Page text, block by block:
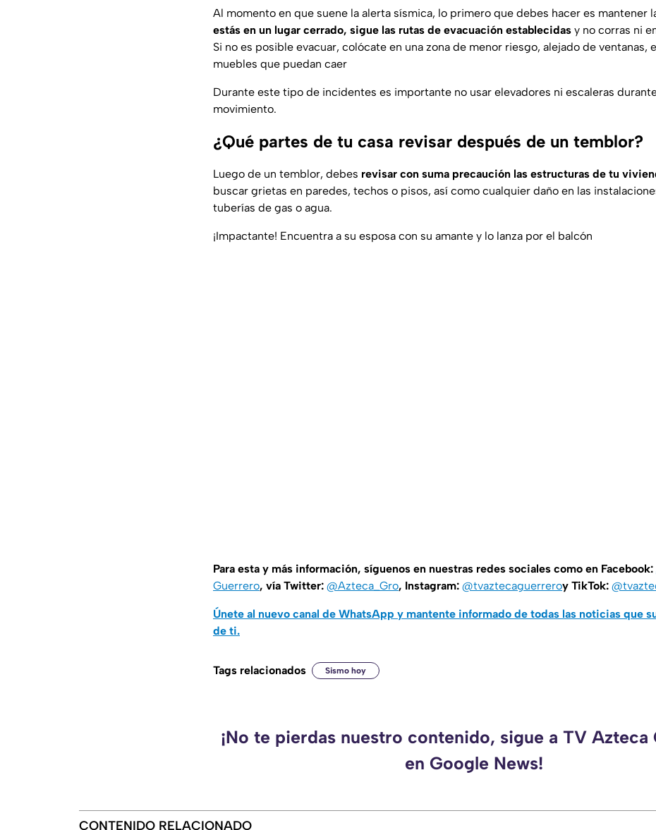
Al momento en que suene la alerta sísmica, lo primero que debes hacer es mantener
estás en un lugar cerrado, sigue las rutas de evacuación establecidas y no corras ni
Si no es posible evacuar, colócate en una zona de menor riesgo, alejado de ventanas,
muebles que puedan caer
Durante este tipo de incidentes es importante no usar elevadores ni escaleras
movimiento.
¿Qué partes de tu casa revisar después de un temblor?
Luego de un temblor, debes revisar con suma precaución las estructuras de tu
buscar grietas en paredes, techos o pisos, así como cualquier daño en las
tuberías de gas o agua.
¡Impactante! Encuentra a su esposa con su amante y lo lanza por el balcón
Para esta y más información, síguenos en nuestras redes sociales como en Facebook:
Guerrero, vía Twitter: @Azteca_Gro, Instagram: @tvaztecaguerreroy TikTok:
Únete al nuevo canal de WhatsApp y mantente informado de todas las noticias que
de ti.
Tags relacionados Sismo hoy
¡No te pierdas nuestro contenido, sigue a TV Azteca
en Google News!
CONTENIDO RELACIONADO